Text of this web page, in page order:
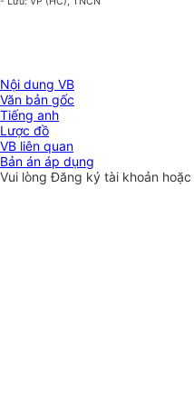
Nội dung VB
Văn bản gốc
Tiếng anh
Lược đồ
VB liên quan
Bản án áp dụng
Vui lòngĐăng ký tài khoản hoặc